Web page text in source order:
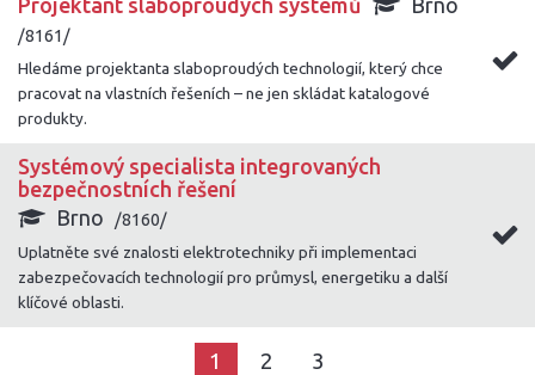
Projektant slaboproudých systémů Brno
/8161/
Hledáme projektanta slaboproudých technologií, který chce
pracovat na vlastních řešeních – ne jen skládat katalogové
produkty.
Systémový specialista integrovaných
bezpečnostních řešení
Brno
/8160/
Uplatněte své znalosti elektrotechniky při implementaci
zabezpečovacích technologií pro průmysl, energetiku a další
klíčové oblasti.
1 2 3